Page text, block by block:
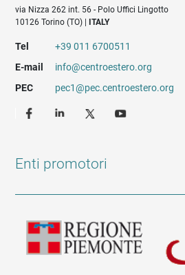
via Nizza 262 int. 56 - Polo Uffici Lingotto
10126 Torino (TO) |
ITALY
Tel
+39 011 6700511
E-mail
info@centroestero.org
PEC
pec1@pec.centroestero.org
Enti promotori